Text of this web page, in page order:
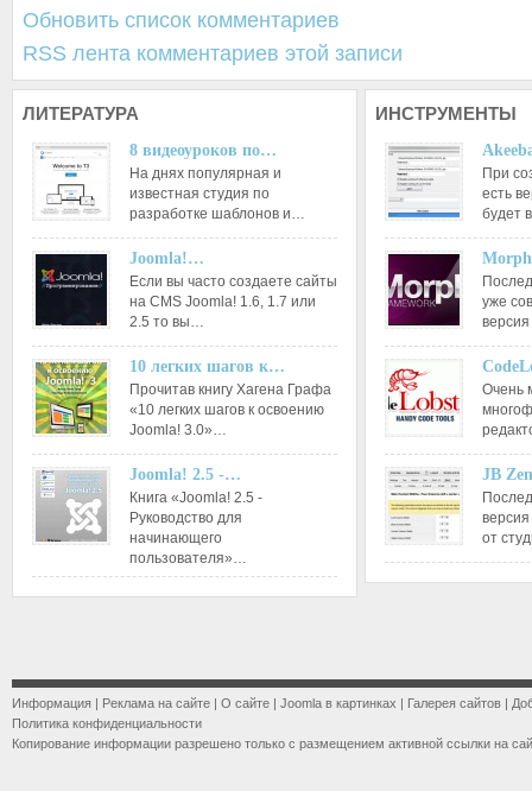
Обновить список комментариев
RSS лента комментариев этой записи
ЛИТЕРАТУРА
8 видеоуроков по…
На днях популярная и
известная студия по
разработке шаблонов и…
Joomla!…
Если вы часто создаете сайты
на CMS Joomla! 1.6, 1.7 или
2.5 то вы…
10 легких шагов к…
Прочитав книгу Хагена Графа
«10 легких шагов к освоению
Joomla! 3.0»…
Joomla! 2.5 -…
Книга «Joomla! 2.5 -
Руководство для
начинающего
пользователя»…
ИНСТРУМЕНТЫ
При
есть
будет
уже
Очень
JB
от
Информация | Реклама на сайте | О сайте | Joomla в картинках | Галерея сайтов |
Политика конфиденциальности
Копирование информации разрешено только с размещением активной ссылки на